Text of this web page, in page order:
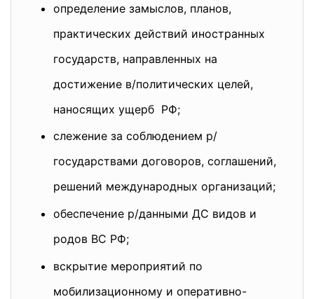
определение замыслов, планов,
практических действий иностранных
государств, направленных на
достижение в/политических целей,
наносящих ущерб РФ;
слежение за соблюдением р/
государствами договоров, соглашений,
решений международных организаций;
обеспечение р/данными ДС видов и
родов ВС РФ;
вскрытие мероприятий по
мобилизационному и оперативно-